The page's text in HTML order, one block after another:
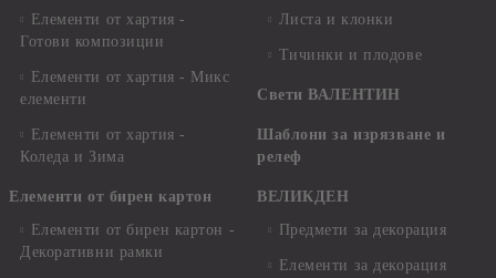
Елементи от хартия -
Готови композиции
Елементи от хартия - Микс
елементи
Елементи от хартия -
Коледа и Зима
Елементи от бирен картон
Елементи от бирен картон -
Декоративни рамки
Листа и клонки
Тичинки и плодове
Свети ВАЛЕНТИН
Шаблони за изрязване и
релеф
ВЕЛИКДЕН
Предмети за декорация
Елементи за декорация